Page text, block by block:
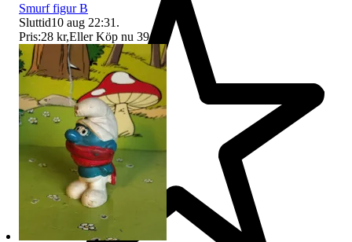
Smurf figur B
Sluttid10 aug 22:31 .
Pris:28 kr,Eller Köp nu 39 kr